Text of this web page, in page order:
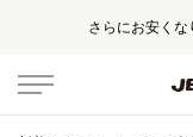
さらにお安くな